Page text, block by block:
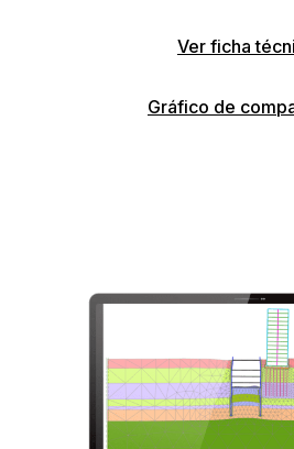
Ver ficha
Gráfico de